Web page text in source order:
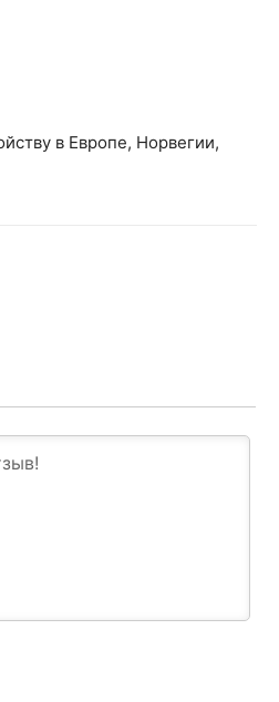
в Европе, Норвегии,